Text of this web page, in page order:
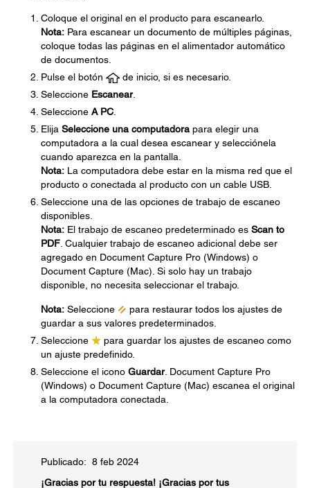
Coloque el original en el producto para escanearlo.
Nota: Para escanear un documento de múltiples páginas,
coloque todas las páginas en el alimentador automático
de documentos.
Pulse el botón
de inicio, si es necesario.
Seleccione Escanear.
Seleccione A PC
Elija Seleccione una computadora para elegir una
computadora a la cual desea escanear y selecciónela
cuando aparezca en la pantalla.
Nota: La computadora debe estar en la misma red que el
producto o conectada al producto con un cable USB.
Seleccione una de las opciones de trabajo de escaneo
disponibles.
Nota: El trabajo de escaneo predeterminado es Scan to
PDF . Cualquier trabajo de escaneo adicional debe ser
agregado en Document Capture Pro (Windows) o
Document Capture (Mac). Si solo hay un trabajo
disponible, no necesita seleccionar el trabajo.
Nota: Seleccione
para restaurar todos los ajustes de
guardar a sus valores predeterminados.
Seleccione
para guardar los ajustes de escaneo como
un ajuste predefinido.
Seleccione el icono Guardar. Document Capture Pro
(Windows) o Document Capture (Mac) escanea el original
a la computadora conectada.
Publicado: 8 feb 2024
¡Gracias por tu respuesta! ¡Gracias por tus